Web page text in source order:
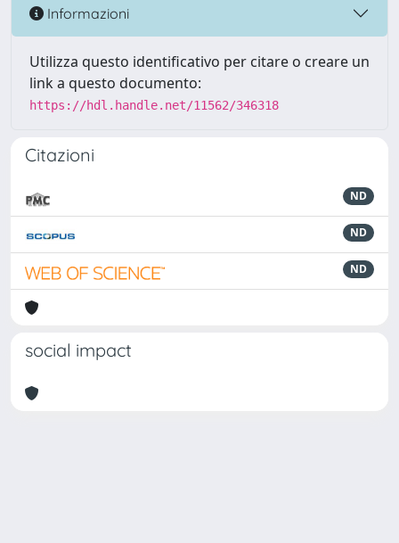
Informazioni
Utilizza questo identificativo per citare o creare un
link a questo documento:
https://hdl.handle.net/11562/346318
Citazioni
ND
ND
ND
social impact